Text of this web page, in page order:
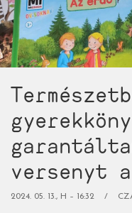
kreatív
energiáival)
versenyt
2024. 05. 13., H – 16:32